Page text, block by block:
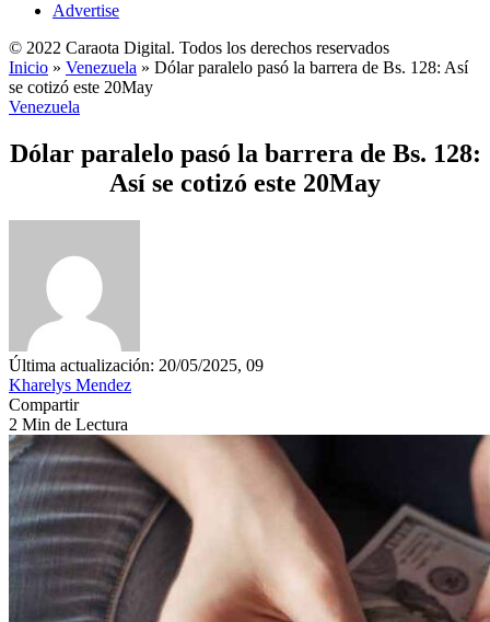
Advertise
© 2022 Caraota Digital. Todos los derechos reservados
Inicio » Venezuela » Dólar paralelo pasó la barrera de Bs. 128: Así
se cotizó este 20May
Venezuela
Dólar paralelo pasó la barrera de Bs. 128:
Así se cotizó este 20May
Última actualización: 20/05/2025, 09
Kharelys Mendez
Compartir
2 Min de Lectura